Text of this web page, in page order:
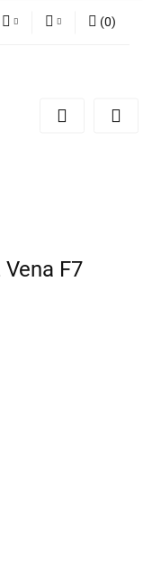
zgłoszenie
(0)
F7